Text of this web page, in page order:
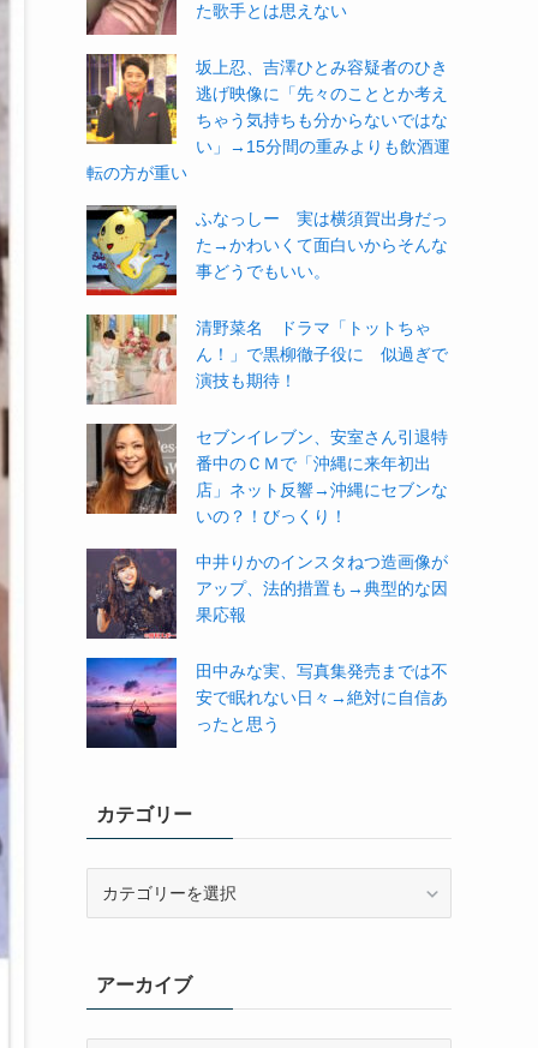
た歌手とは思えない
坂上忍、吉澤ひとみ容疑者のひき
逃げ映像に「先々のこととか考え
ちゃう気持ちも分からないではな
い」→15分間の重みよりも飲酒運
転の方が重い
ふなっしー 実は横須賀出身だっ
た→かわいくて面白いからそんな
事どうでもいい。
清野菜名 ドラマ「トットちゃ
ん！」で黒柳徹子役に 似過ぎで
演技も期待！
セブンイレブン、安室さん引退特
番中のＣＭで「沖縄に来年初出
店」ネット反響→沖縄にセブンな
いの？！びっくり！
中井りかのインスタねつ造画像が
アップ、法的措置も→典型的な因
果応報
田中みな実、写真集発売までは不
安で眠れない日々→絶対に自信あ
ったと思う
カテゴリー
ーアーカイブ